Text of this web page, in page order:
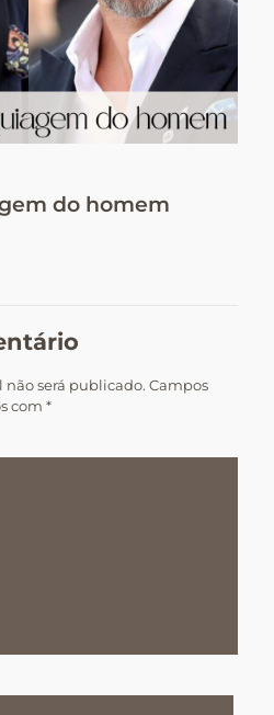
do homem
não será publicado. Campos
com *